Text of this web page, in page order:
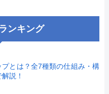
ンキング
プとは？全7種類の仕組み・構
説！